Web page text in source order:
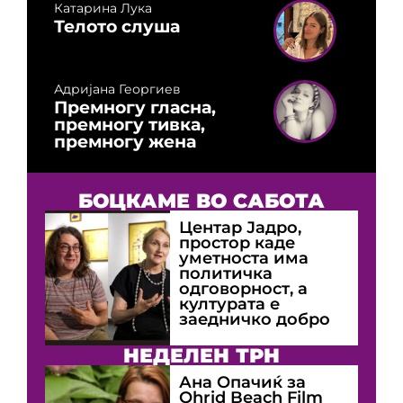
Катарина Лука
Телото слуша
Адријана Георгиев
Премногу гласна,
премногу тивка,
премногу жена
БОЦКАМЕ ВО САБОТА
Центар Јадро,
простор каде
уметноста има
политичка
одговорност, а
културата е
заедничко добро
НЕДЕЛЕН ТРН
Ана Опачиќ за
Оhrid Beach Film